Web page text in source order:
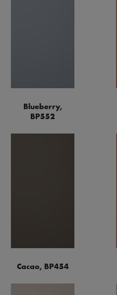
Blueberry,
BP552
Cacao, BP454